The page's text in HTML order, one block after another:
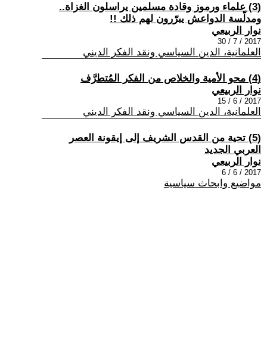
(3) علماء ورموز وقادة مسلمين يراسلون الغزاة..
ومدلّسة الدواعش يبرّرون لهم ذلك‎ !!
نوار الربيعي
2017 / 7 / 30
العلمانية، الدين السياسي ونقد الفكر الديني
(4) محو الأمية والخلاص من الفكر المُتطرَّف
نوار الربيعي
2017 / 6 / 15
العلمانية، الدين السياسي ونقد الفكر الديني
(5) تحية من القدس الشريف إلى إيقونة العصر
العربي الجديد
نوار الربيعي
2017 / 6 / 6
مواضيع وابحاث سياسية